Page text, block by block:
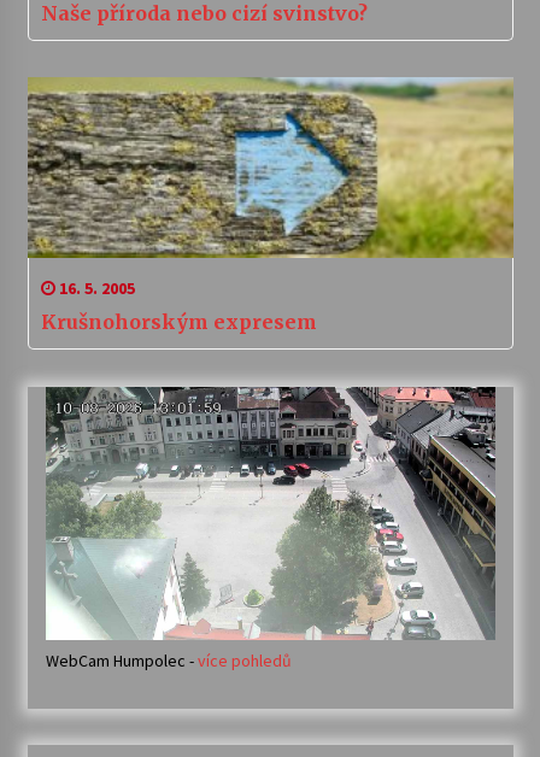
Naše příroda nebo cizí svinstvo?
16. 5. 2005
Krušnohorským expresem
WebCam Humpolec -více pohledů